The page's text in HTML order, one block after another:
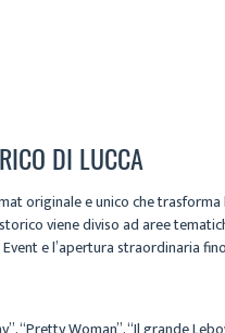
DI LUCCA
originale e unico che
viene diviso ad aree
e l’apertura straordinaria